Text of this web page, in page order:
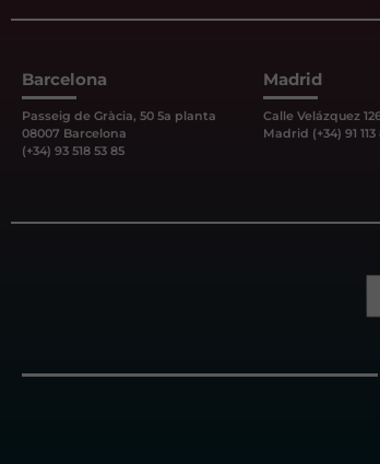
Barcelona
Passeig de Gràcia, 50 5a planta
08007 Barcelona
(+34) 93 518 53 85
Madrid
Calle Velázquez
Madrid (+34) 91